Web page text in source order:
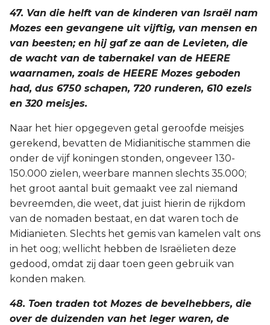
47. Van die helft van de kinderen van Israël nam
Mozes een gevangene uit vijftig, van mensen en
van beesten; en hij gaf ze aan de Levieten, die
de wacht van de tabernakel van de HEERE
waarnamen, zoals de HEERE Mozes geboden
had, dus 6750 schapen, 720 runderen, 610 ezels
en 320 meisjes.
Naar het hier opgegeven getal geroofde meisjes
gerekend, bevatten de Midianitische stammen die
onder de vijf koningen stonden, ongeveer 130-
150.000 zielen, weerbare mannen slechts 35.000;
het groot aantal buit gemaakt vee zal niemand
bevreemden, die weet, dat juist hierin de rijkdom
van de nomaden bestaat, en dat waren toch de
Midianieten. Slechts het gemis van kamelen valt ons
in het oog; wellicht hebben de Israëlieten deze
gedood, omdat zij daar toen geen gebruik van
konden maken.
48. Toen traden tot Mozes de bevelhebbers, die
over de duizenden van het leger waren, de